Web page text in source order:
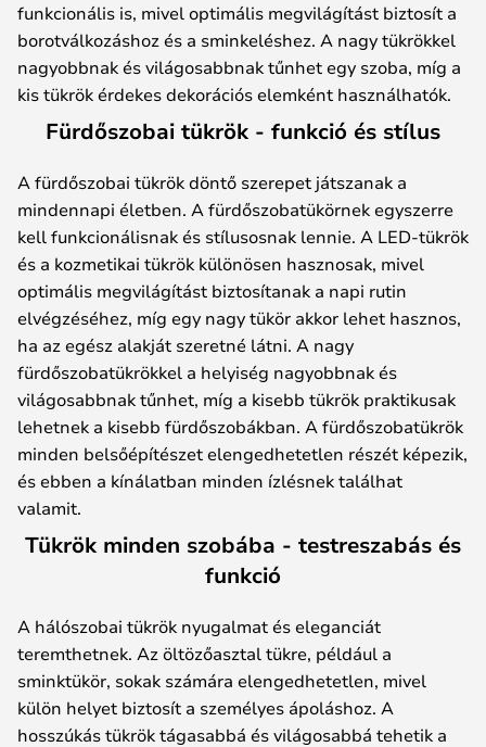
funkcionális is, mivel optimális megvilágítást biztosít a
borotválkozáshoz és a sminkeléshez. A nagy tükrökkel
nagyobbnak és világosabbnak tűnhet egy szoba, míg a
kis tükrök érdekes dekorációs elemként használhatók.
Fürdőszobai tükrök - funkció és stílus
A fürdőszobai tükrök döntő szerepet játszanak a
mindennapi életben. A fürdőszobatükörnek egyszerre
kell funkcionálisnak és stílusosnak lennie. A LED-tükrök
és a kozmetikai tükrök különösen hasznosak, mivel
optimális megvilágítást biztosítanak a napi rutin
elvégzéséhez, míg egy nagy tükör akkor lehet hasznos,
ha az egész alakját szeretné látni. A nagy
fürdőszobatükrökkel a helyiség nagyobbnak és
világosabbnak tűnhet, míg a kisebb tükrök praktikusak
lehetnek a kisebb fürdőszobákban. A fürdőszobatükrök
minden belsőépítészet elengedhetetlen részét képezik,
és ebben a kínálatban minden ízlésnek találhat
valamit.
Tükrök minden szobába - testreszabás és
funkció
A hálószobai tükrök nyugalmat és eleganciát
teremthetnek. Az öltözőasztal tükre, például a
sminktükör, sokak számára elengedhetetlen, mivel
külön helyet biztosít a személyes ápoláshoz. A
hosszúkás tükrök tágasabbá és világosabbá tehetik a